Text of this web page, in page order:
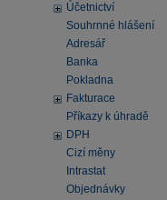
Účetnictví
Souhrnné hlášení
Adresář
Banka
Pokladna
Fakturace
Příkazy k úhradě
DPH
Cizí měny
Intrastat
Objednávky